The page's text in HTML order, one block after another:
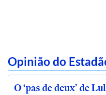
Opinião do
O ‘pas de deux’ de